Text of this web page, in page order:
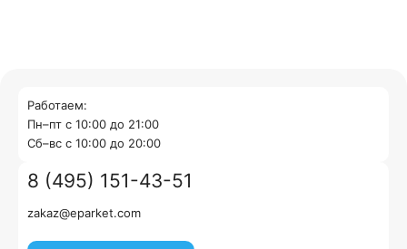
Работаем:
Пн–пт с 10:00 до 21:00
Cб–вс с 10:00 до 20:00
8 (495) 151-43-51
zakaz@eparket.com